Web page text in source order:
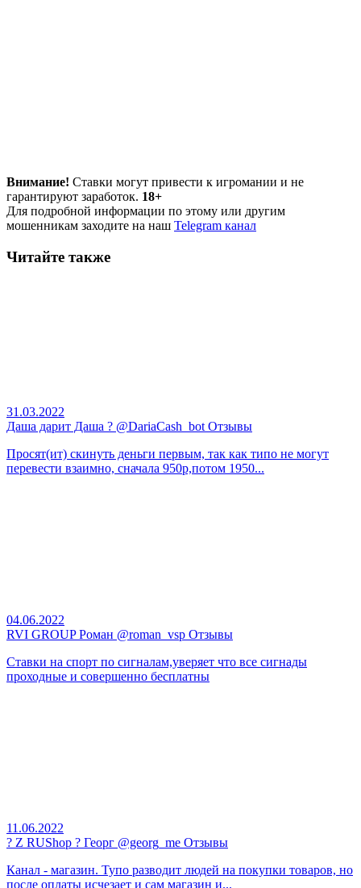
Внимание! Ставки могут привести к игромании и не
гарантируют заработок. 18+
Для подробной информации по этому или другим
мошенникам заходите на наш Telegram канал
Читайте также
31.03.2022
Даша дарит Даша ? @DariaCash_bot Отзывы
Просят(ит) скинуть деньги первым, так как типо не могут
перевести взаимно, сначала 950р,потом 1950...
04.06.2022
RVI GROUP Роман @roman_vsp Отзывы
Ставки на спорт по сигналам,уверяет что все сигнады
проходные и совершенно бесплатны
11.06.2022
? Z RUShop ? Георг @georg_me Отзывы
Канал - магазин. Тупо разводит людей на покупки товаров, но
после оплаты исчезает и сам магазин и...